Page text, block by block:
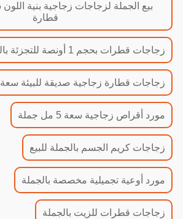
قطارة
زجاجات قطرات بحجم 1 أونصة للتجزئة بالجملة
زجاجات قطارة زجاجية صديقة للبيئة سعة 1 أونصة
مورد أقراص زجاجية سعة 5 مل جملة
زجاجات كريم الجسم بالجملة للبيع
مورد أوعية تجميلية مخصصة بالجملة
زجاجات قطرات للزيت بالجملة